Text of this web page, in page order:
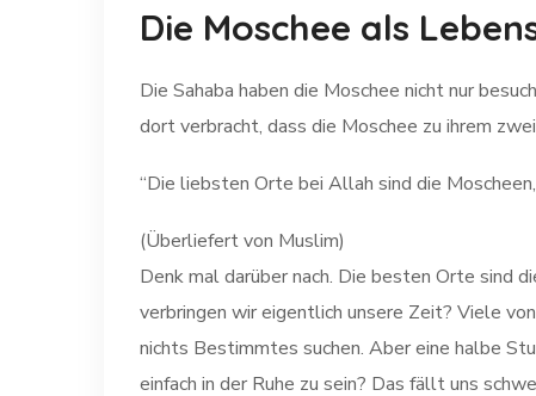
Die Moschee als
Die Sahaba haben die Moschee nicht nur
“Die liebsten Orte bei Allah sind die
(Überliefert von Muslim)
Denk mal darüber nach. Die besten Orte sind
verbringen wir eigentlich unsere Zeit? Viele
nichts Bestimmtes suchen. Aber eine halbe
einfach in der Ruhe zu sein? Das fällt uns